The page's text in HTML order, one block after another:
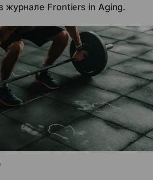
журнале Frontiers in Aging.